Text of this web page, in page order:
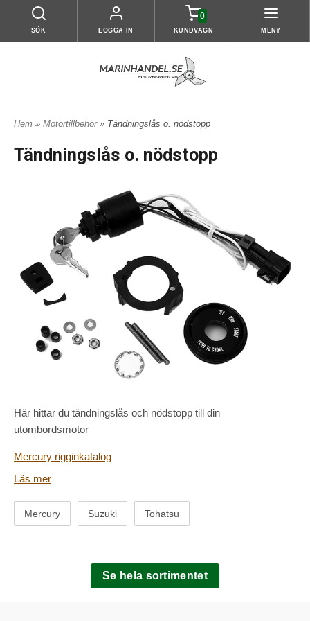
SÖK LOGGA IN
0
KUNDVAGN MENY
Hem » Motortillbehör » Tändningslås o. nödstopp
Tändningslås o. nödstopp
Här hittar du tändningslås och nödstopp till din
utombordsmotor
Mercury rigginkatalog
Suzuki tillbehör
Tohatsu tillbehör
Läs mer
Mercury Suzuki Tohatsu
Se hela sortimentet